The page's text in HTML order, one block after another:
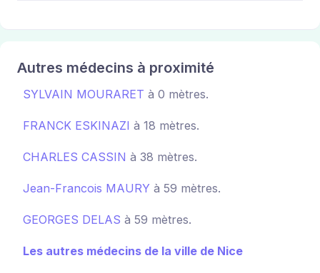
Autres médecins à proximité
SYLVAIN MOURARET à 0 mètres.
FRANCK ESKINAZI à 18 mètres.
CHARLES CASSIN à 38 mètres.
Jean-Francois MAURY à 59 mètres.
GEORGES DELAS à 59 mètres.
Les autres médecins de la ville de Nice